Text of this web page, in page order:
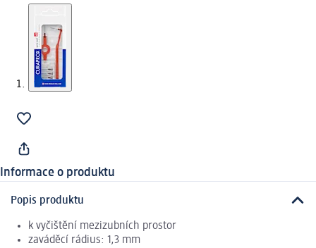
Informace o produktu
Popis produktu
k vyčištění mezizubních prostor
zaváděcí rádius: 1,3 mm